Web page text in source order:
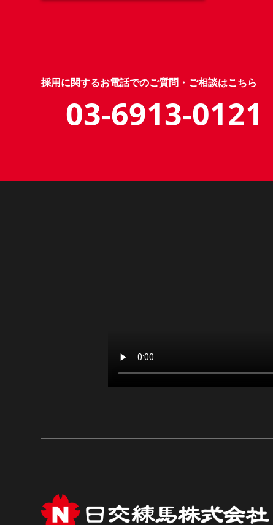
採用に関するお電話でのご質問・ご相談はこちら
03-6913-0121